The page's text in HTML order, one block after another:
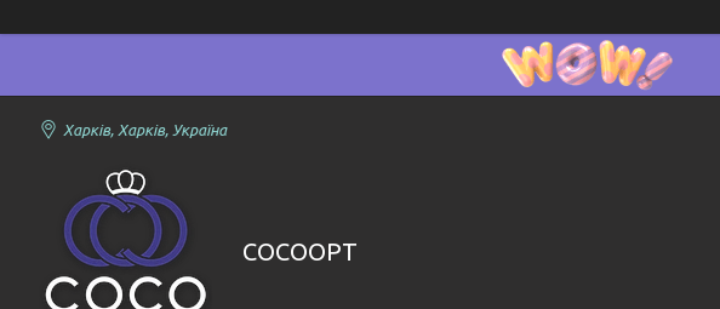
Харків, Харків, Україна
COCOOPT